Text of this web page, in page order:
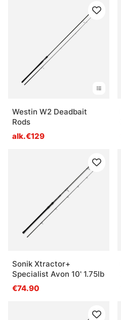
Westin W2 Deadbait
Rods
alk.€129
Sonik Xtractor+
Specialist Avon 10' 1.75lb
€74.90